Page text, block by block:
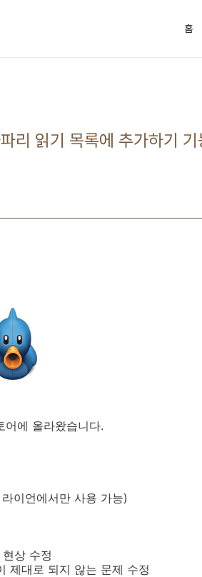
홈
읽기 목록에 추가하기 기
에 올라왔습니다.
이언에서만 사용 가능)
상 수정
제대로 되지 않는 문제 수정